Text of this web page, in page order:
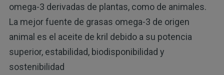
omega-3 derivadas de plantas, como de animales.
La mejor fuente de grasas omega-3 de origen
animal es el aceite de kril debido a su potencia
superior, estabilidad, biodisponibilidad y
sostenibilidad